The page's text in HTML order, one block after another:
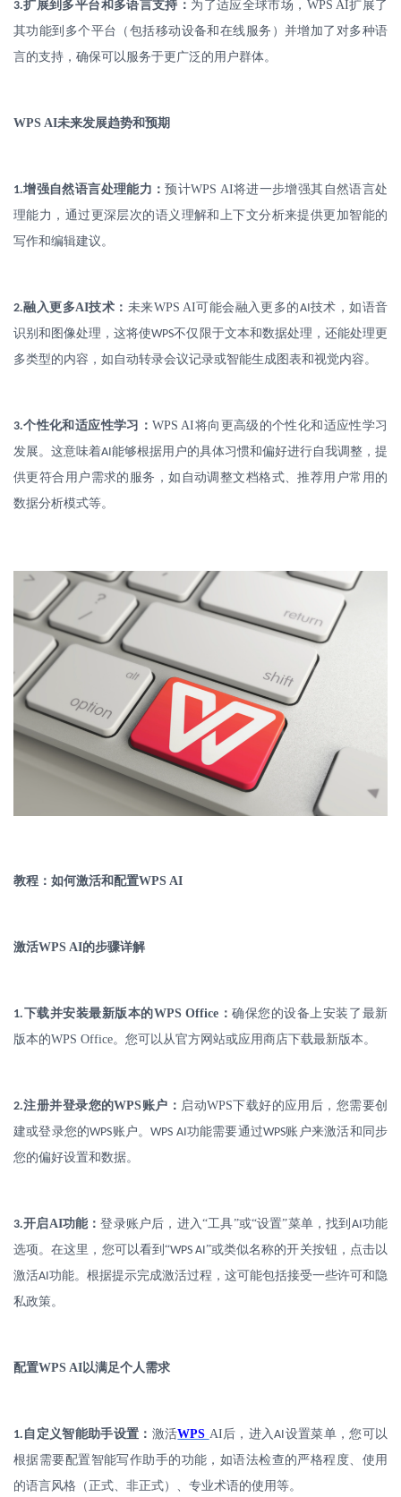
3.扩展到多平台和多语言支持： 为了适应全球市场， WPS AI扩展了
其功能到多个平台（包括移动设备和在线服务）并增加了对多种语
言的支持，确保可以服务于更广泛的用户群体。
WPS AI未来发展趋势和预期
1.增强自然语言处理能力：预计WPS AI将进一步增强其自然语言处
理能力，通过更深层次的语义理解和上下文分析来提供更加智能的
写作和编辑建议。
2.融入更多AI技术： 未来WPS AI可能会融入更多的AI 技术，如语音
识别和图像处理，这将使WPS不仅限于文本和数据处理，还能处理更
多类型的内容，如自动转录会议记录或智能生成图表和视觉内容。
3.个性化和适应性学习：WPS AI将向更高级的个性化和适应性学习
发展。这意味着AI 能够根据用户的具体习惯和偏好进行自我调整，提
供更符合用户需求的服务，如自动调整文档格式、推荐用户常用的
数据分析模式等。
教程：如何激活和配置WPS AI
激活WPS AI的步骤详解
1.下载并安装最新版本的WPS Office ：确保您的设备上安装了最新
版本的WPS Office。您可以从官方网站或应用商店下载最新版本。
2.注册并登录您的WPS账户： 启动WPS下载好的应用后，您需要创
建或登录您的WPS账户。WPS AI功能需要通过WPS账户来激活和同步
您的偏好设置和数据。
3.开启AI功能：登录账户后，进入“工具”或“设置”菜单，找到 AI功能
选项。在这里，您可以看到“WPS AI”或类似名称的开关按钮，点击以
激活AI功能。根据提示完成激活过程，这可能包括接受一些许可和隐
私政策。
配置WPS AI以满足个人需求
1. 自定义智能助手设置： 激活WPS AI后，进入AI设置菜单，您可以
根据需要配置智能写作助手的功能，如语法检查的严格程度、使用
的语言风格（正式、非正式）、专业术语的使用等。